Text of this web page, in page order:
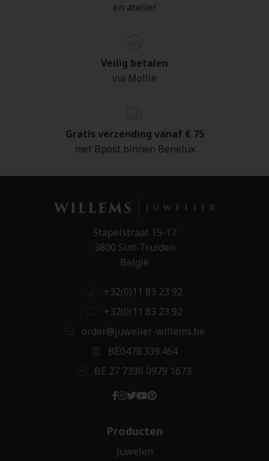
en atelier
Veilig betalen
via Mollie
Gratis verzending vanaf € 75
met Bpost binnen Benelux
Stapelstraat 15-17
3800 Sint-Truiden
België
+32(0)11 83 23 92
+32(0)11 83 23 92
order@juwelier-willems.be
BE0478.339.464
BE 27 7330 0979 1673
Producten
Juwelen